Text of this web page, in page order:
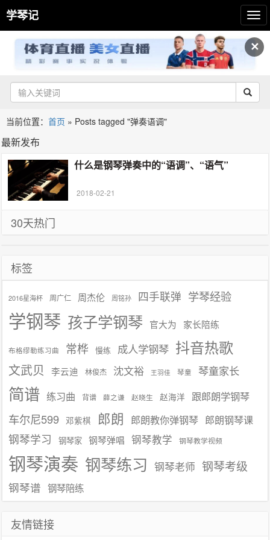
✕
学琴记
当前位置： 首页 » Posts tagged "弹奏语调"
最新发布
什么是钢琴弹奏中的“语调”、“语气”
2018-02-21
30天热门
标签
2016星海杯 周广仁 周杰伦 周铭孙 四手联弹 学琴经验
学钢琴 孩子学钢琴 官大为 家长陪练
布格缪勒练习曲 常桦 慢练 成人学钢琴 抖音热歌
文武贝 李云迪 林俊杰 沈文裕 王羽佳 琴童 琴童家长
简谱 练习曲 背谱 薛之谦 赵晓生 赵海洋 跟郎朗学钢琴
车尔尼599 邓紫棋 郎朗 郎朗教你弹钢琴 郎朗钢琴课
钢琴学习 钢琴家 钢琴弹唱 钢琴教学 钢琴教学视频
钢琴演奏 钢琴练习 钢琴老师 钢琴考级
钢琴谱 钢琴陪练
友情链接